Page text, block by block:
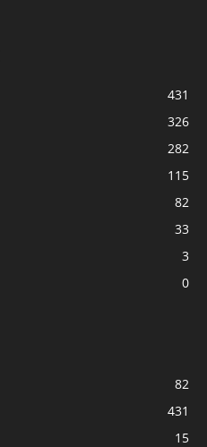
431
326
282
115
82
33
3
0
82
431
15